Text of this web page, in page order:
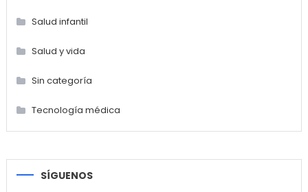
Salud infantil
Salud y vida
Sin categoría
Tecnología médica
SÍGUENOS